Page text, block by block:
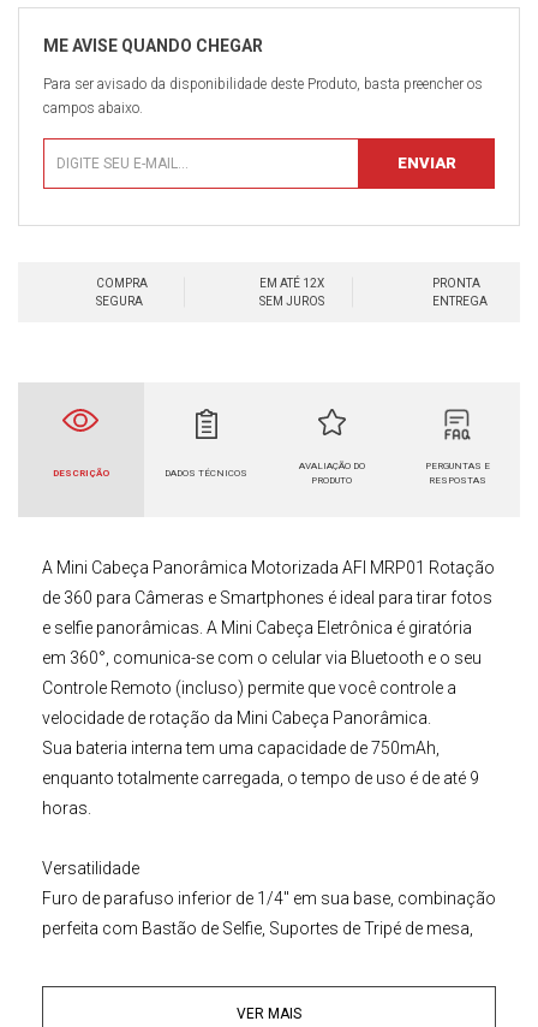
Para ser avisado da disponibilidade deste Produto, basta preencher os
campos abaixo.
COMPRA
SEGURA
EM ATÉ 12X
SEM JUROS
PRONTA
ENTREGA
DESCRIÇÃO DADOS TÉCNICOS
AVALIAÇÃO DO
PRODUTO
PERGUNTAS E
RESPOSTAS
A Mini Cabeça Panorâmica Motorizada AFI MRP01 Rotação
de 360 para Câmeras e Smartphones é ideal para tirar fotos
e selfie panorâmicas. A Mini Cabeça Eletrônica é giratória
em 360°, comunica-se com o celular via Bluetooth e o seu
Controle Remoto (incluso) permite que você controle a
velocidade de rotação da Mini Cabeça Panorâmica
Sua bateria interna tem uma capacidade de 750mAh,
enquanto totalmente carregada, o tempo de uso é de até 9
horas.
Versatilidade
Furo de parafuso inferior de 1/4" em sua base, combinação
perfeita com Bastão de Selfie, Suportes de Tripé de mesa,
Câmera.
VER MAIS